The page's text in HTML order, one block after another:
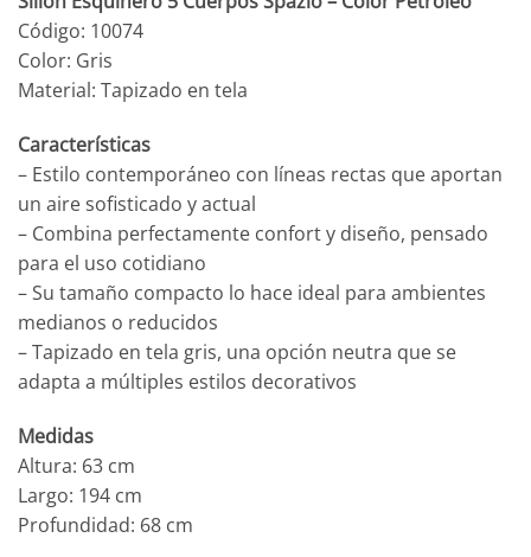
original
era:
actual
Código: 10074
Color: Gris
Material: Tapizado en tela
Características
– Estilo contemporáneo con líneas rectas que aportan
un aire sofisticado y actual
– Combina perfectamente confort y diseño, pensado
para el uso cotidiano
– Su tamaño compacto lo hace ideal para ambientes
medianos o reducidos
– Tapizado en tela gris, una opción neutra que se
adapta a múltiples estilos decorativos
Medidas
Altura: 63 cm
Largo: 194 cm
Profundidad: 68 cm